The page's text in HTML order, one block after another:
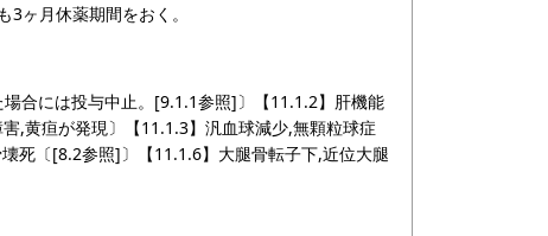
ヶ月休薬期間をおく。
合には投与中止。[9.1.1参照]〕【11.1.2】肝機能
,黄疸が発現〕【11.1.3】汎血球減少,無顆粒球症
死〔[8.2参照]〕【11.1.6】大腿骨転子下,近位大腿